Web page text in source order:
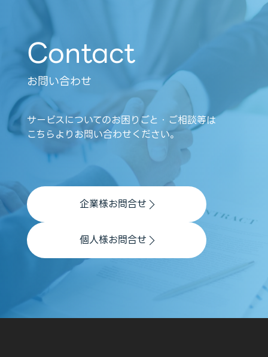
Contact
お問い合わせ
サービスについてのお困りごと・ご相談等は
こちらよりお問い合わせください。
企業様お問合せ
個人様お問合せ